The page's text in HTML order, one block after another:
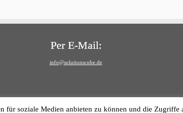
Per E-Mail:
info@solutionscube.de
soziale Medien anbieten zu können und die